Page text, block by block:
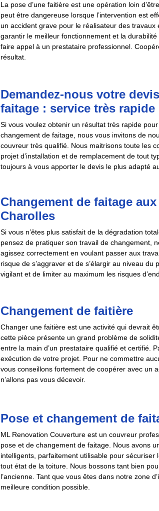
La pose d’une faitière est une opération loin
peut être dangereuse lorsque l’intervention est
un accident grave pour le réalisateur des
garantir le meilleur fonctionnement et la
faire appel à un prestataire professionnel.
résultat.
Demandez-nous votre
faitage : service très rapide
Si vous voulez obtenir un résultat très rapide
changement de faitage, nous vous invitons de
couvreur très qualifié. Nous maitrisons toute les
projet d’installation et de remplacement de tout
toujours à vous apporter le devis le plus adapté
Changement de faitage
Charolles
Si vous n’êtes plus satisfait de la dégradation
pensez de pratiquer son travail de changement,
agissez correctement en voulant passer aux
risque de s’aggraver et de s’élargir au niveau du
vigilant et de limiter au maximum les risques
Changement de faitière
Changer une faitière est une activité qui devrait
cette pièce présente un grand problème de
entre la main d’un prestataire qualifié et certifié.
exécution de votre projet. Pour ne commettre
vous conseillons fortement de coopérer avec un
n’allons pas vous décevoir.
Pose et changement de
ML Renovation Couverture est un couvreur
pose et de changement de faitage. Nous avons
intelligents, parfaitement utilisable pour
tout état de la toiture. Nous bossons tant bien
l’ancienne. Tant que vous êtes dans notre zone
meilleure condition possible.